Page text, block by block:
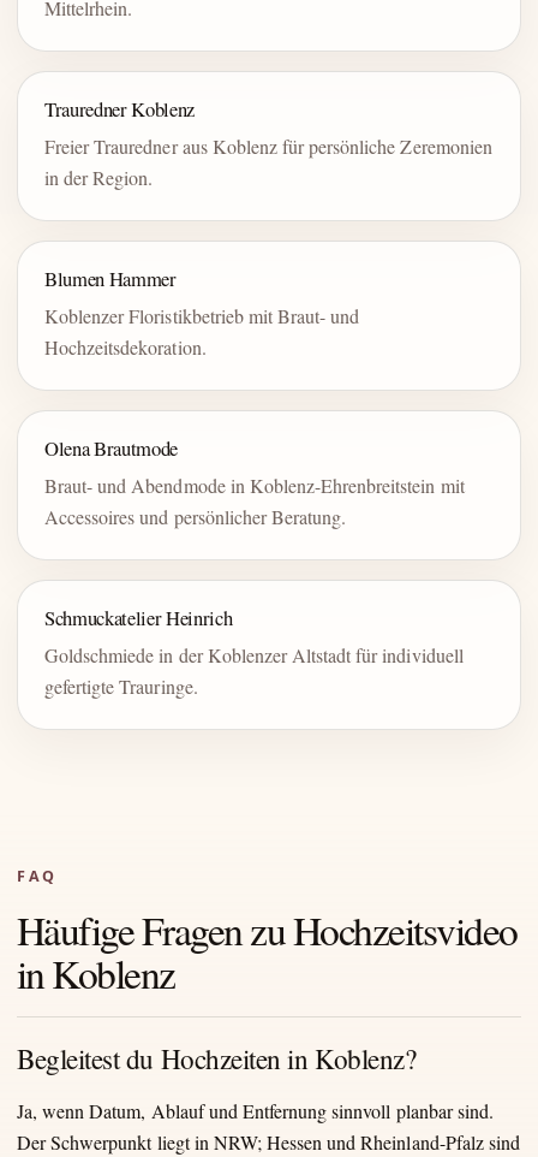
Mittelrhein.
Trauredner Koblenz
Freier Trauredner aus Koblenz für persönliche Zeremonien
in der Region.
Blumen Hammer
Koblenzer Floristikbetrieb mit Braut- und
Hochzeitsdekoration.
Olena Brautmode
Braut- und Abendmode in Koblenz-Ehrenbreitstein mit
Accessoires und persönlicher Beratung.
Schmuckatelier Heinrich
Goldschmiede in der Koblenzer Altstadt für individuell
gefertigte Trauringe.
FAQ
Häufige Fragen zu Hochzeitsvideo
in Koblenz
Begleitest du Hochzeiten in Koblenz?
Ja, wenn Datum, Ablauf und Entfernung sinnvoll planbar sind.
Der Schwerpunkt liegt in NRW; Hessen und Rheinland-Pfalz sind